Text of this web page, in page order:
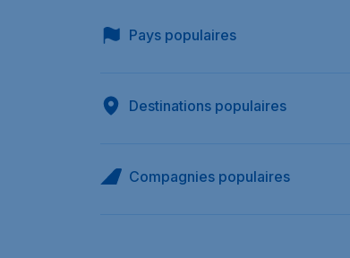
Pays populaires
Destinations populaires
Compagnies populaires